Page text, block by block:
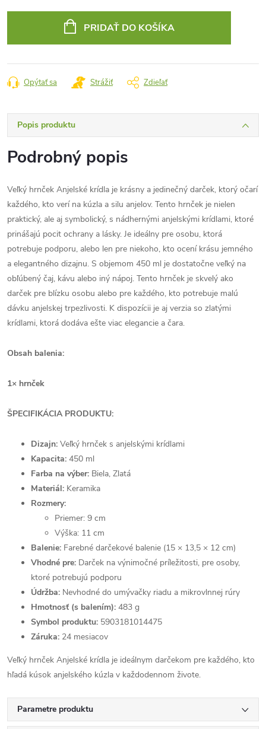
PRIDAŤ DO KOŠÍKA
Opýtať sa Strážiť Zdieľať
Popis produktu
Podrobný popis
Veľký hrnček Anjelské krídla je krásny a jedinečný darček, ktorý očarí
každého, kto verí na kúzla a silu anjelov. Tento hrnček je nielen
praktický, ale aj symbolický, s nádhernými anjelskými krídlami, ktoré
prinášajú pocit ochrany a lásky. Je ideálny pre osobu, ktorá
potrebuje podporu, alebo len pre niekoho, kto ocení krásu jemného
a elegantného dizajnu. S objemom 450 ml je dostatočne veľký na
obľúbený čaj, kávu alebo iný nápoj. Tento hrnček je skvelý ako
darček pre blízku osobu alebo pre každého, kto potrebuje malú
dávku anjelskej trpezlivosti. K dispozícii je aj verzia so zlatými
krídlami, ktorá dodáva ešte viac elegancie a čara.
Obsah balenia:
1× hrnček
ŠPECIFIKÁCIA PRODUKTU:
Dizajn: Veľký hrnček s anjelskými krídlami
Kapacita: 450 ml
Farba na výber: Biela, Zlatá
Materiál: Keramika
Rozmery:
Priemer: 9 cm
Výška: 11 cm
Balenie: Farebné darčekové balenie (15 × 13,5 × 12 cm)
Vhodné pre: Darček na výnimočné príležitosti, pre osoby,
ktoré potrebujú podporu
Údržba: Nevhodné do umývačky riadu a mikrovlnnej rúry
Hmotnosť (s balením): 483 g
Symbol produktu: 5903181014475
Záruka: 24 mesiacov
Veľký hrnček Anjelské krídla je ideálnym darčekom pre každého, kto
hľadá kúsok anjelského kúzla v každodennom živote.
Parametre produktu